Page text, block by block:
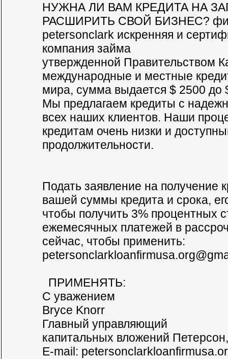
НУЖНА ЛИ ВАМ КРЕДИТА НА
РАСШИРИТЬ СВОЙ БИЗНЕС?
petersonclark искренняя и
компания займа
утвержденной Правительством
международные и местные
мира, сумма выдается $ 2500 до
Мы предлагаем кредиты с
всех наших клиентов. Наши
кредитам очень низки и
продолжительности.
Подать заявление на получение
вашей суммы кредита и срока,
чтобы получить 3% процентных
ежемесячных платежей в
сейчас, чтобы применить:
ПРИМЕНЯТЬ:
С уважением
Bryce Knorr
Главный управляющий
капитальных вложений
E-mail: